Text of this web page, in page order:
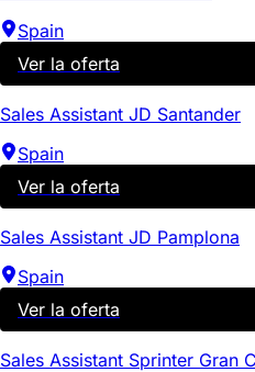
Spain
Ver la oferta
Sales Assistant JD Santander
Spain
Ver la oferta
Sales Assistant JD Pamplona
Spain
Ver la oferta
Sales Assistant Sprinter Gran